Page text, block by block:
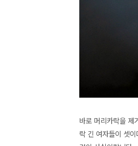
바로 머리카락을 제
락 긴 여자들이 셋